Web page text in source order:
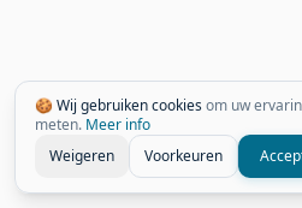
🍪 Wij gebruiken cookiesom uw
meten. Meer info
Weigeren
Voorkeuren